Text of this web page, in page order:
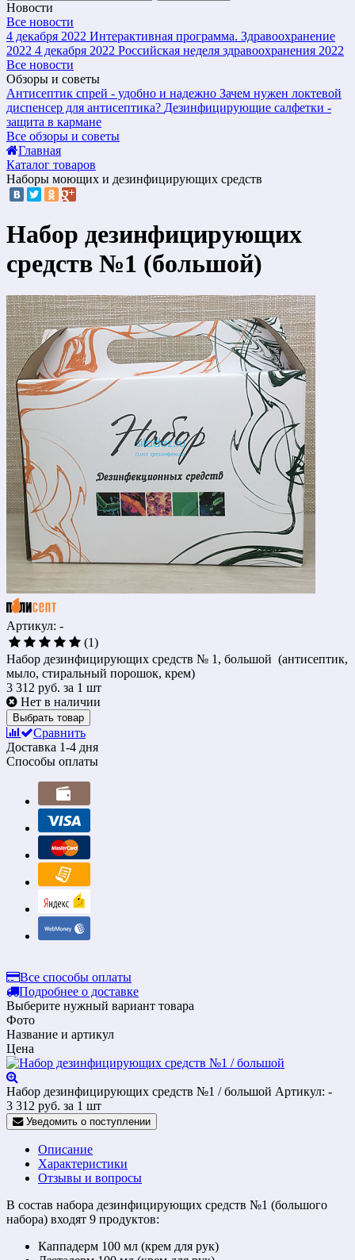
Новости
Все новости
4 декабря 2022 Интерактивная программа. Здравоохранение
2022 4 декабря 2022 Российская неделя здравоохранения 2022
Все новости
Обзоры и советы
Антисептик спрей - удобно и надежно Зачем нужен локтевой
диспенсер для антисептика? Дезинфицирующие салфетки -
защита в кармане
Все обзоры и советы
Главная
Каталог товаров
Наборы моющих и дезинфицирующих средств
Набор дезинфицирующих
средств №1 (большой)
Артикул: -
(1)
Набор дезинфицирующих средств № 1, большой (антисептик,
мыло, стиральный порошок, крем)
3 312 руб. за 1 шт
Нет в наличии
Выбрать товар
Сравнить
Доставка 1-4 дня
Способы оплаты
Все способы оплаты
Подробнее о доставке
Выберите нужный вариант товара
Фото
Название и артикул
Цена
Набор дезинфицирующих средств №1 / большой Артикул: -
3 312 руб. за 1 шт
Уведомить о поступлении
Описание
Характеристики
Отзывы и вопросы
В состав набора дезинфицирующих средств №1 (большого
набора) входят 9 продуктов:
Каппадерм 100 мл (крем для рук)